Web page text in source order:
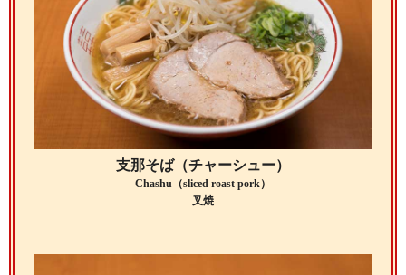
支那そば（チャーシュー）
Chashu（sliced roast pork）
叉焼